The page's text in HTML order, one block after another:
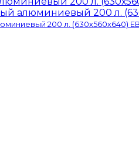
200 л. (630х560х640)